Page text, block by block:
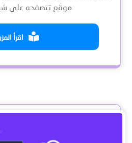
موقع تتصفحه على
اقرأ